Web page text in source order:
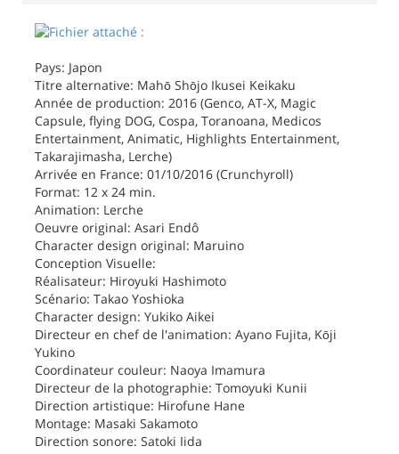
Pays: Japon
Titre alternative: Mahō Shōjo Ikusei Keikaku
Année de production: 2016 (Genco, AT-X, Magic
Capsule, flying DOG, Cospa, Toranoana, Medicos
Entertainment, Animatic, Highlights Entertainment,
Takarajimasha, Lerche)
Arrivée en France: 01/10/2016 (Crunchyroll)
Format: 12 x 24 min.
Animation: Lerche
Oeuvre original: Asari Endô
Character design original: Maruino
Conception Visuelle:
Réalisateur: Hiroyuki Hashimoto
Scénario: Takao Yoshioka
Character design: Yukiko Aikei
Directeur en chef de l'animation: Ayano Fujita, Kōji
Yukino
Coordinateur couleur: Naoya Imamura
Directeur de la photographie: Tomoyuki Kunii
Direction artistique: Hirofune Hane
Montage: Masaki Sakamoto
Direction sonore: Satoki Iida